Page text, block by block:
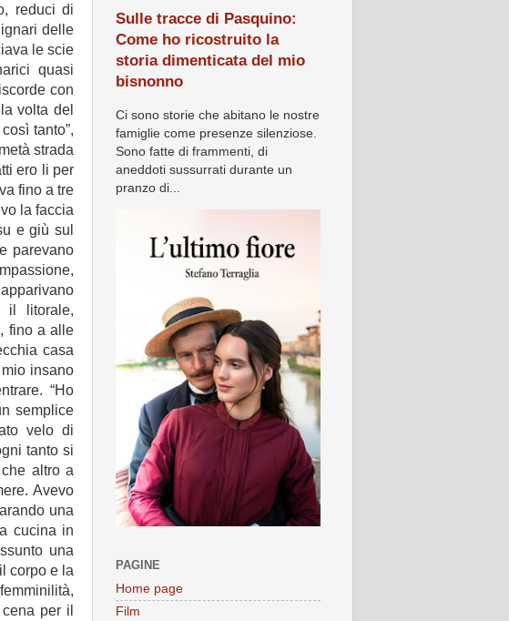
reduci di
delle
le scie
quasi
con
volta del
tanto”,
strada
ero li per
fino a tre
la faccia
e giù sul
parevano
il litorale,
fino a alle
casa
insano
“Ho
semplice
velo di
tanto si
altro a
Avevo
una
cucina in
una
corpo e la
per il
Sulle tracce di Pasquino:
Come ho ricostruito la
storia dimenticata del mio
bisnonno
Ci sono storie che abitano le nostre
famiglie come presenze silenziose.
Sono fatte di frammenti, di
aneddoti sussurrati durante un
pranzo di...
PAGINE
Home page
Film